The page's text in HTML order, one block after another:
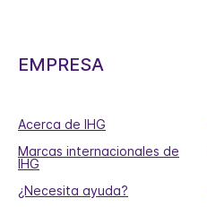
EMPRESA
Acerca de IHG
Marcas internacionales de
IHG
¿Necesita ayuda?